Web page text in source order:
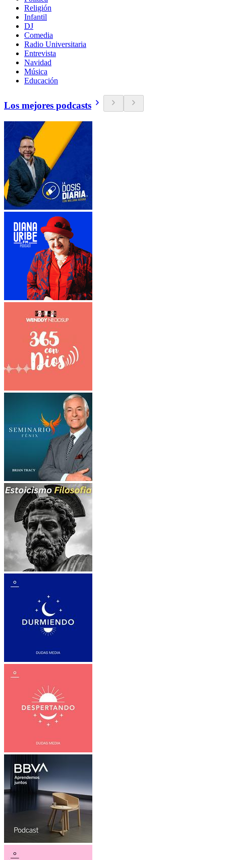
Religión
Infantil
DJ
Comedia
Radio Universitaria
Entrevista
Navidad
Música
Educación
Los mejores podcasts